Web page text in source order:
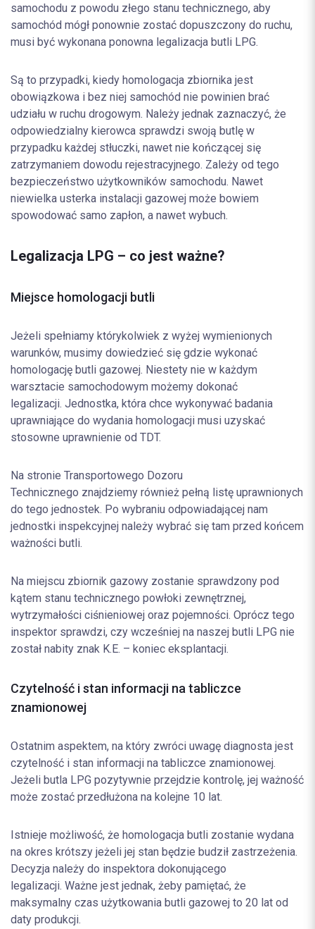
samochodu z powodu złego stanu technicznego, aby
samochód mógł ponownie zostać dopuszczony do ruchu,
musi być wykonana ponowna legalizacja butli LPG.
Są to przypadki, kiedy homologacja zbiornika jest
obowiązkowa i bez niej samochód nie powinien brać
udziału w ruchu drogowym. Należy jednak zaznaczyć, że
odpowiedzialny kierowca sprawdzi swoją butlę w
przypadku każdej stłuczki, nawet nie kończącej się
zatrzymaniem dowodu rejestracyjnego. Zależy od tego
bezpieczeństwo użytkowników samochodu. Nawet
niewielka usterka instalacji gazowej może bowiem
spowodować samo zapłon, a nawet wybuch.
Legalizacja LPG – co jest ważne?
Miejsce homologacji butli
Jeżeli spełniamy którykolwiek z wyżej wymienionych
warunków, musimy dowiedzieć się gdzie wykonać
homologację butli gazowej. Niestety nie w każdym
warsztacie samochodowym możemy dokonać
legalizacji. Jednostka, która chce wykonywać badania
uprawniające do wydania homologacji musi uzyskać
stosowne uprawnienie od TDT.
Na stronie Transportowego Dozoru
Technicznego znajdziemy również pełną listę uprawnionych
do tego jednostek. Po wybraniu odpowiadającej nam
jednostki inspekcyjnej należy wybrać się tam przed końcem
ważności butli.
Na miejscu zbiornik gazowy zostanie sprawdzony pod
kątem stanu technicznego powłoki zewnętrznej,
wytrzymałości ciśnieniowej oraz pojemności. Oprócz tego
inspektor sprawdzi, czy wcześniej na naszej butli LPG nie
został nabity znak K.E. – koniec eksplantacji.
Czytelność i stan informacji na tabliczce
znamionowej
Ostatnim aspektem, na który zwróci uwagę diagnosta jest
czytelność i stan informacji na tabliczce znamionowej.
Jeżeli butla LPG pozytywnie przejdzie kontrolę, jej ważność
może zostać przedłużona na kolejne 10 lat.
Istnieje możliwość, że homologacja butli zostanie wydana
na okres krótszy jeżeli jej stan będzie budził zastrzeżenia.
Decyzja należy do inspektora dokonującego
legalizacji. Ważne jest jednak, żeby pamiętać, że
maksymalny czas użytkowania butli gazowej to 20 lat od
daty produkcji.